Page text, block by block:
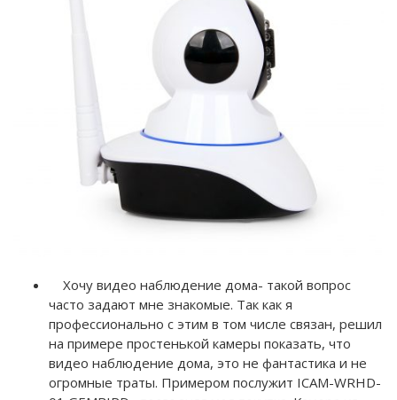
Хочу видео наблюдение дома- такой вопрос
часто задают мне знакомые. Так как я
профессионально с этим в том числе связан, решил
на примере простенькой камеры показать, что
видео наблюдение дома, это не фантастика и не
огромные траты. Примером послужит ICAM-WRHD-